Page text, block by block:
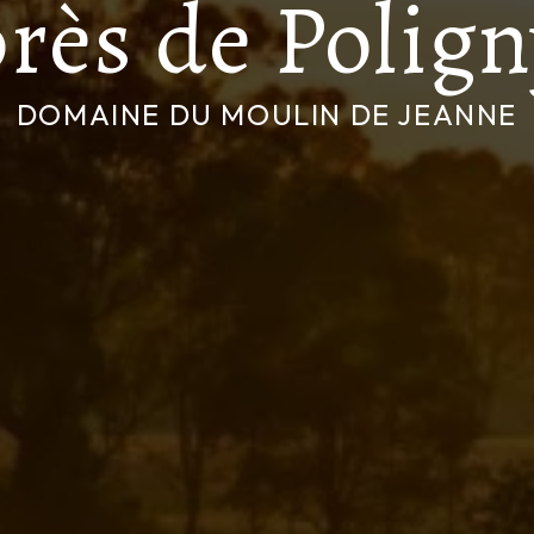
de
DOMAINE DU MOULIN DE JEANNE